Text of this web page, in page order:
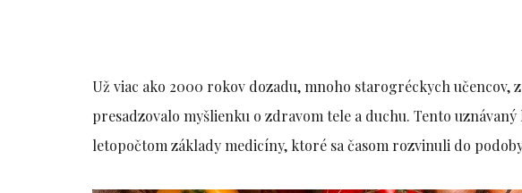
Už viac ako 2000 rokov dozadu, mnoho starogréckych
presadzovalo myšlienku o zdravom tele a duchu. Tento
letopočtom základy medicíny, ktoré sa časom rozvinuli do